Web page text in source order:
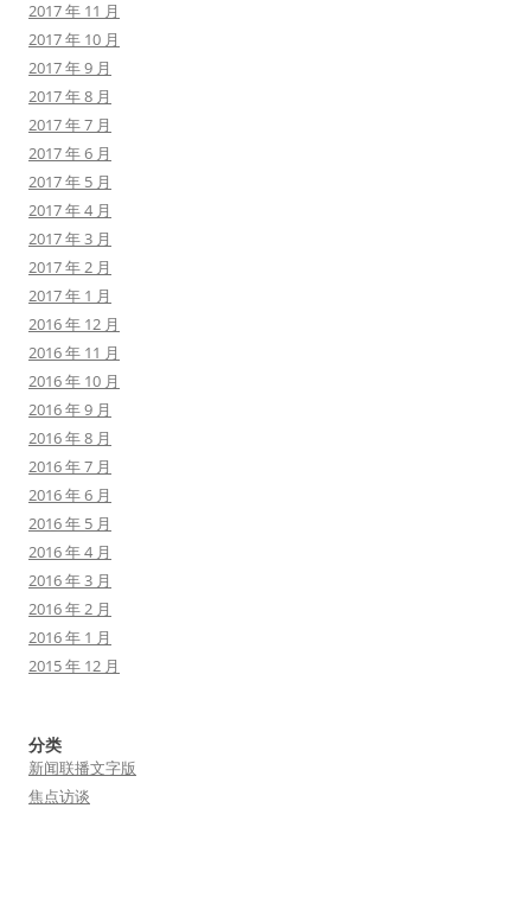
2017 年 11 月
2017 年 10 月
2017 年 9 月
2017 年 8 月
2017 年 7 月
2017 年 6 月
2017 年 5 月
2017 年 4 月
2017 年 3 月
2017 年 2 月
2017 年 1 月
2016 年 12 月
2016 年 11 月
2016 年 10 月
2016 年 9 月
2016 年 8 月
2016 年 7 月
2016 年 6 月
2016 年 5 月
2016 年 4 月
2016 年 3 月
2016 年 2 月
2016 年 1 月
2015 年 12 月
分类
新闻联播文字版
焦点访谈